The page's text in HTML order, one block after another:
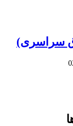
سراسری)